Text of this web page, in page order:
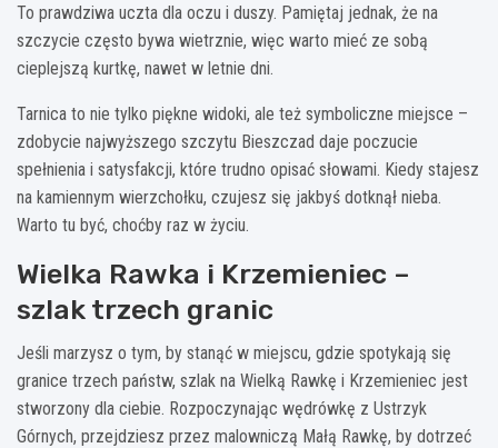
To prawdziwa uczta dla oczu i duszy. Pamiętaj jednak, że na
szczycie często bywa wietrznie, więc warto mieć ze sobą
cieplejszą kurtkę, nawet w letnie dni.
Tarnica to nie tylko piękne widoki, ale też symboliczne miejsce –
zdobycie najwyższego szczytu Bieszczad daje poczucie
spełnienia i satysfakcji, które trudno opisać słowami. Kiedy stajesz
na kamiennym wierzchołku, czujesz się jakbyś dotknął nieba.
Warto tu być, choćby raz w życiu.
Wielka Rawka i Krzemieniec –
szlak trzech granic
Jeśli marzysz o tym, by stanąć w miejscu, gdzie spotykają się
granice trzech państw, szlak na Wielką Rawkę i Krzemieniec jest
stworzony dla ciebie. Rozpoczynając wędrówkę z Ustrzyk
Górnych, przejdziesz przez malowniczą Małą Rawkę, by dotrzeć